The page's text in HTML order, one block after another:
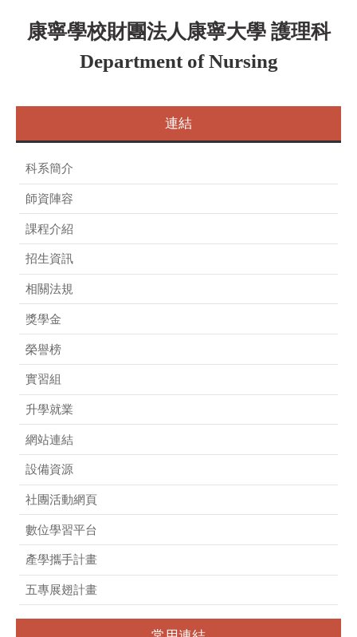
康寧學校財團法人康寧大學 護理科
Department of Nursing
連結
科系簡介
師資陣容
課程介紹
招生資訊
相關法規
獎學金
榮譽榜
實習組
升學就業
網站連結
設備資源
社團活動網頁
數位學習平台
產學攜手計畫
五專展翅計畫